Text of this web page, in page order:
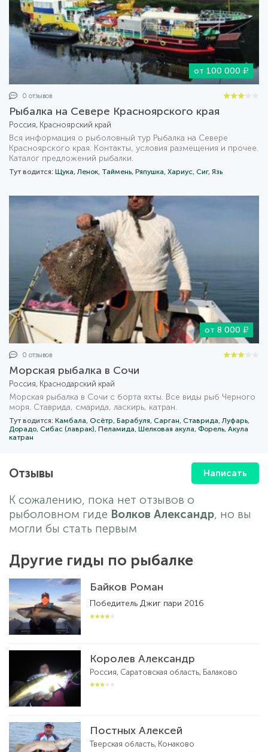
от 100 000
0 отзывов
Рыбалка на Севере Красноярского края
Россия, Красноярский край
Вся информация о рыболовный тур Рыбалка на Севере
Красноярского края. Контакты, условия размещения и прочее.
Каталог предложений рыбалки.
Тут водится: Щука,Ленок, Таймень, Ряпушка, Хариус, Сиг, Язь
от 8 000
0 отзывов
Морская рыбалка в Сочи
Россия, Краснодарский край
Морская рыбалка в Сочи с борта яхты. Все виды рыб Черного
моря. Ставрида, смарида, ласкирь, катран.
Тут водится: Камбала, Осётр, Барабуля, Сарган, Ставрида,Луфарь,
Дорадо, Сибас (лаврак), Пеламида, Шелковая акула, Форель, Акула
катран
Отзывы Написать
К сожалению, пока нет отзывов о
рыболовном гиде Волков Александр, но вы
могли бы стать первым
Другие гиды по рыбалке
Байков Роман
Победитель Джиг пари 2016
Королев Александр
Россия, Саратовская область, Балаково
Постных Алексей
Тверская область, Конаково